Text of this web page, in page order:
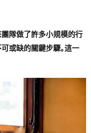
隊做了許多小規模的行
或缺的關鍵步驟。這一